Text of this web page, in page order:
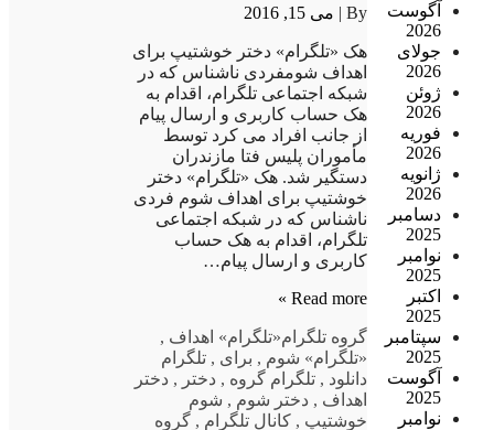
آگوست
2026
جولای
2026
ژوئن
2026
فوریه
2026
ژانویه
2026
دسامبر
2025
نوامبر
2025
اکتبر
2025
سپتامبر
2025
آگوست
2025
نوامبر
By | می 15, 2016
هک «تلگرام» دختر خوشتیپ برای
اهداف شومفردی ناشناس که در
شبکه اجتماعی تلگرام، اقدام به
هک حساب کاربری و ارسال پیام
از جانب افراد می کرد توسط
مأموران پلیس فتا مازندران
دستگیر شد. هک «تلگرام» دختر
خوشتیپ برای اهداف شوم فردی
ناشناس که در شبکه اجتماعی
تلگرام، اقدام به هک حساب
کاربری و ارسال پیام…
Read more »
گروه تلگرام«تلگرام» اهداف ,
«تلگرام» شوم , برای , تلگرام
دانلود , تلگرام گروه , دختر , دختر
اهداف , دختر شوم , شوم
خوشتیپ , کانال تلگرام , گروه